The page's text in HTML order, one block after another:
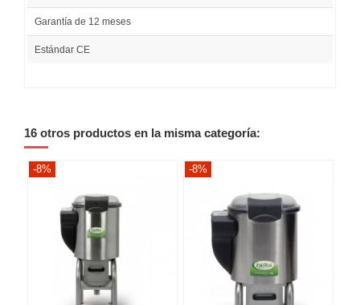
Garantía de 12 meses
Estándar CE
16 otros productos en la misma categoría:
-8% -8%